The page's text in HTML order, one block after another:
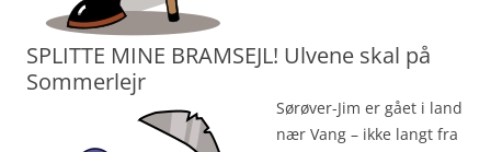
SPLITTE MINE BRAMSEJL! Ulvene skal på
Sommerlejr
Sørøver-Jim er gået i land
nær Vang – ikke langt fra